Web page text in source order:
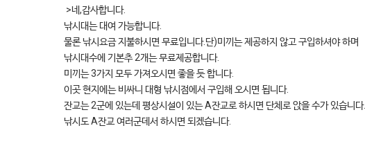
>네,감사합니다.
낚시대는 대여 가능합니다.
물론 낚시요금 지불하시면 무료입니다.단)미끼는 제공하지 않고 구입하셔야 하며
낚시대수에 기본추 2개는 무료제공합니다.
미끼는 3가지 모두 가져오시면 좋을 듯 합니다.
이곳 현지에는 비싸니 대형 낚시점에서 구입해 오시면 됩니다.
잔교는 2군에 있는데 평상시설이 있는 A잔교로 하시면 단체로 앉을 수가 있습니다.
낚시도 A잔교 여러군데서 하시면 되겠습니다.